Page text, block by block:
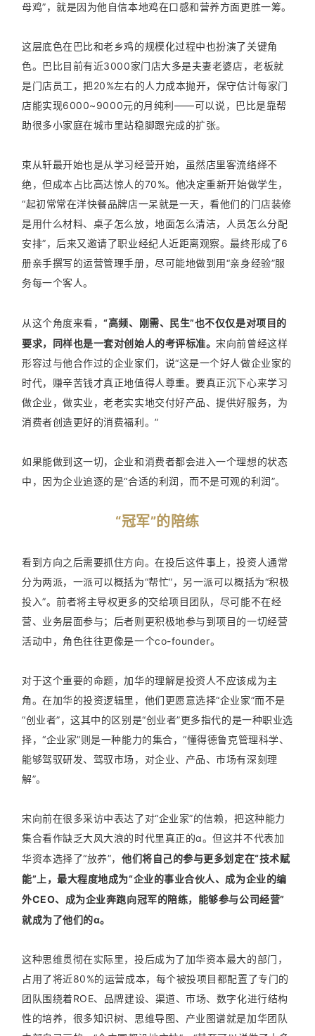
母鸡”，就是因为他自信本地鸡在口感和营养方面更胜一筹。
这层底色在巴比和老乡鸡的规模化过程中也扮演了关键角
色。巴比目前有近3000家门店大多是夫妻老婆店，老板就
是门店员工，把20%左右的人力成本抛开，保守估计每家门
店能实现6000~9000元的月纯利——可以说，巴比是靠帮
助很多小家庭在城市里站稳脚跟完成的扩张。
束从轩最开始也是从学习经营开始，虽然店里客流络绎不
绝，但成本占比高达惊人的70%。他决定重新开始做学生，
“起初常常在洋快餐品牌店一呆就是一天，看他们的门店装修
是用什么材料、桌子怎么放，地面怎么清洁，人员怎么分配
安排”，后来又邀请了职业经纪人近距离观察。最终形成了6
册亲手撰写的运营管理手册，尽可能地做到用“亲身经验”服
务每一个客人。
从这个角度来看，“高频、刚需、民生”也不仅仅是对项目的
要求，同样也是一套对创始人的考评标准。 宋向前曾经这样
形容过与他合作过的企业家们，说“这是一个好人做企业家的
时代，赚辛苦钱才真正地值得人尊重。要真正沉下心来学习
做企业，做实业，老老实实地交付好产品、提供好服务，为
消费者创造更好的消费福利。”
如果能做到这一切，企业和消费者都会进入一个理想的状态
中，因为企业追逐的是“合适的利润，而不是可观的利润”。
“冠军”的陪练
看到方向之后需要抓住方向。在投后这件事上，投资人通常
分为两派，一派可以概括为“帮忙”，另一派可以概括为“积极
投入”。前者将主导权更多的交给项目团队，尽可能不在经
营、业务层面参与；后者则更积极地参与到项目的一切经营
活动中，角色往往更像是一个co-founder。
对于这个重要的命题，加华的理解是投资人不应该成为主
角。在加华的投资逻辑里，他们更愿意选择“企业家”而不是
“创业者”，这其中的区别是“创业者”更多指代的是一种职业选
择，“企业家”则是一种能力的集合，“懂得德鲁克管理科学、
能够驾驭研发、驾驭市场，对企业、产品、市场有深刻理
解”。
宋向前在很多采访中表达了对“企业家”的信赖，把这种能力
集合看作缺乏大风大浪的时代里真正的α。但这并不代表加
华资本选择了“放养”， 他们将自己的参与更多划定在“技术赋
能”上，最大程度地成为“企业的事业合伙人、成为企业的编
外CEO、成为企业奔跑向冠军的陪练，能够参与公司经营”
就成为了他们的α。
这种思维贯彻在实际里，投后成为了加华资本最大的部门，
占用了将近80%的运营成本，每个被投项目都配置了专门的
团队围绕着ROE、品牌建设、渠道、市场、数字化进行结构
性的培养，很多知识树、思维导图、产业图谱就是加华团队